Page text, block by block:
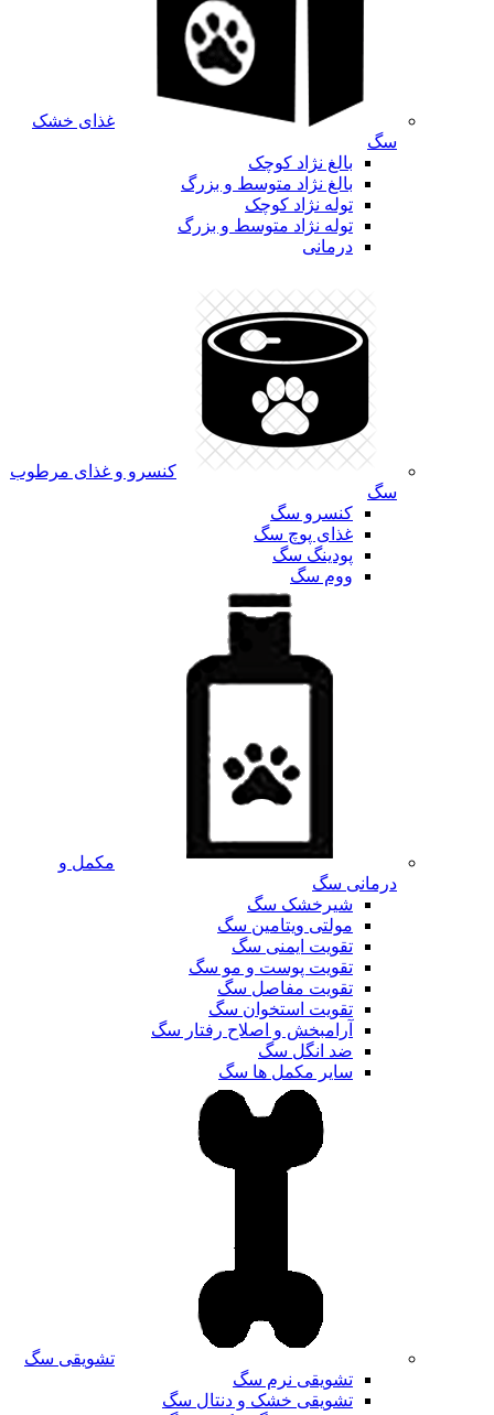
غذای خشک
سگ
بالغ نژاد کوچک
بالغ نژاد متوسط و بزرگ
توله نژاد کوچک
توله نژاد متوسط و بزرگ
درمانی
کنسرو و غذای مرطوب
سگ
کنسرو سگ
غذای پوچ سگ
پودینگ سگ
ووم سگ
مکمل و
درمانی سگ
شیرخشک سگ
مولتی ویتامین سگ
تقویت ایمنی سگ
تقویت پوست و مو سگ
تقویت مفاصل سگ
تقویت استخوان سگ
آرامبخش و اصلاح رفتار سگ
ضد انگل سگ
سایر مکمل ها سگ
تشویقی سگ
تشویقی نرم سگ
تشویقی خشک و دنتال سگ